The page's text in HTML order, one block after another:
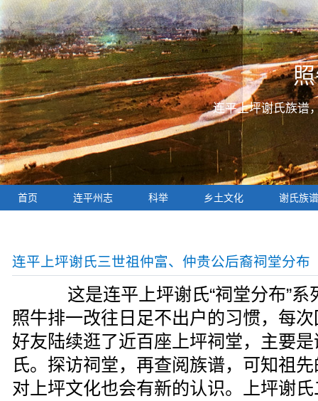
连平上坪谢氏族谱
首页 连平州志 科举 乡土文化 谢氏族谱
连平上坪谢氏三世祖仲富、仲贵公后裔祠堂分布
这是连平上坪谢氏“祠堂分布”系
照牛排一改往日足不出户的习惯，每
好友陆续逛了近百座上坪祠堂，主要
氏。探访祠堂，再查阅族谱，可知祖
对上坪文化也会有新的认识。上坪谢